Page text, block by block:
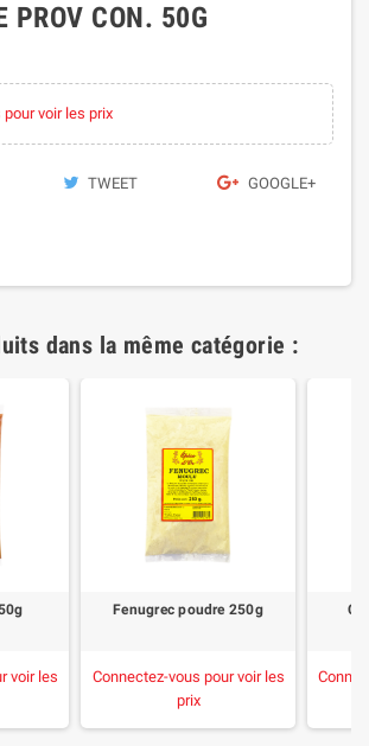
PROV CON. 50G
voir les prix
TWEET GOOGLE+
dans la même catégorie :
voir les
Fenugrec poudre 250g
Connectez-vous pour voir les
prix